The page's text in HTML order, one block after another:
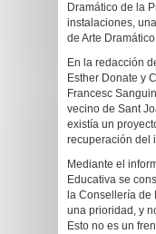
Dramático de la
instalaciones,
de Arte
En la redacción
Esther Donate y
Francesc
vecino de Sant
existía un
recuperación del
Mediante el
Educativa se
la Consellería
una prioridad, y
Esto no es un